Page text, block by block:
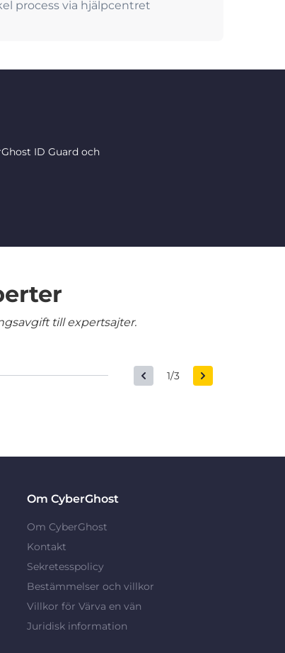
process via hjälpcentret
ID Guard och
till expertsajter.
1/3
Om CyberGhost
Om CyberGhost
Kontakt
Sekretesspolicy
Bestämmelser och villkor
Villkor för Värva en vän
Juridisk information